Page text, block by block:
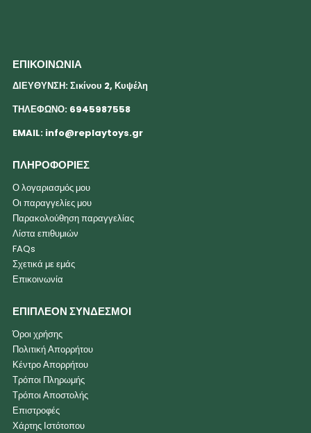
ΕΠΙΚΟΙΝΩΝΙΑ
ΔΙΕΥΘΥΝΣΗ: Σικίνου 2, Κυψέλη
ΤΗΛΕΦΩΝΟ: 6945987558
EMAIL: info@replaytoys.gr
ΠΛΗΡΟΦΟΡΙΕΣ
Ο λογαριασμός μου
Οι παραγγελίες μου
Παρακολούθηση παραγγελίας
Λίστα επιθυμιών
FAQs
Σχετικά με εμάς
Επικοινωνία
ΕΠΙΠΛΕΟΝ ΣΥΝΔΕΣΜΟΙ
Όροι χρήσης
Πολιτική Απορρήτου
Κέντρο Απορρήτου
Τρόποι Πληρωμής
Τρόποι Αποστολής
Επιστροφές
Χάρτης Ιστότοπου